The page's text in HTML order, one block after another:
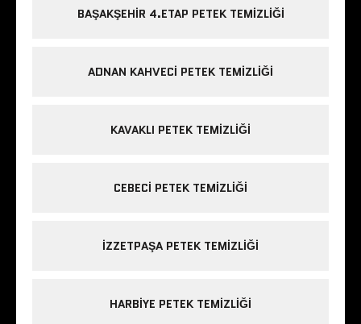
BAŞAKŞEHIR 4.ETAP PETEK TEMIZLIĞI
ADNAN KAHVECI PETEK TEMIZLIĞI
KAVAKLI PETEK TEMIZLIĞI
CEBECI PETEK TEMIZLIĞI
IZZETPAŞA PETEK TEMIZLIĞI
HARBIYE PETEK TEMIZLIĞI